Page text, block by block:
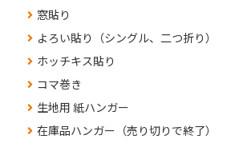
窓貼り
よろい貼り（シングル、二つ折り）
ホッチキス貼り
コマ巻き
生地用 紙ハンガー
在庫品ハンガー（売り切りで終了）